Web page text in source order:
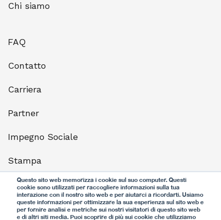
Questo sito web memorizza i cookie sul suo computer. Questi
cookie sono utilizzati per raccogliere informazioni sulla tua
interazione con il nostro sito web e per aiutarci a ricordarti. Usiamo
queste informazioni per ottimizzare la sua esperienza sul sito web e
per fornire analisi e metriche sui nostri visitatori di questo sito web
e di altri siti media. Puoi scoprire di più sui cookie che utilizziamo
Chi siamo
FAQ
Contatto
Carriera
Partner
Impegno Sociale
Stampa
Protezione dei dati
Termini di utilizzo